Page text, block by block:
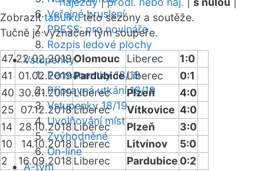
Veřejné bruslení
PRESS: pro novináře
Rozpis ledové plochy
Vstupenky
Permanentky 18/19
Přípravná utkání 18/19
Vstupenky 18/19
Uvolňování míst
Zvýhodněné
On-line
A-tým
Zobrazittabulkutéto sezóny a soutěže.
Tučně je vyznačen tým soupeře.
4722.02.2019Olomouc Liberec
1:0
41
01.02.2019PardubiceLiberec
0:1
40 30.01.2019Liberec Plzeň
4:0
25
07.12.2018Liberec Vítkovice 4:0
14 28.10.2018Liberec Plzeň
3:0
10
14.10.2018Liberec Litvínov
5:0
2
16.09.2018 Liberec Pardubice 0:2